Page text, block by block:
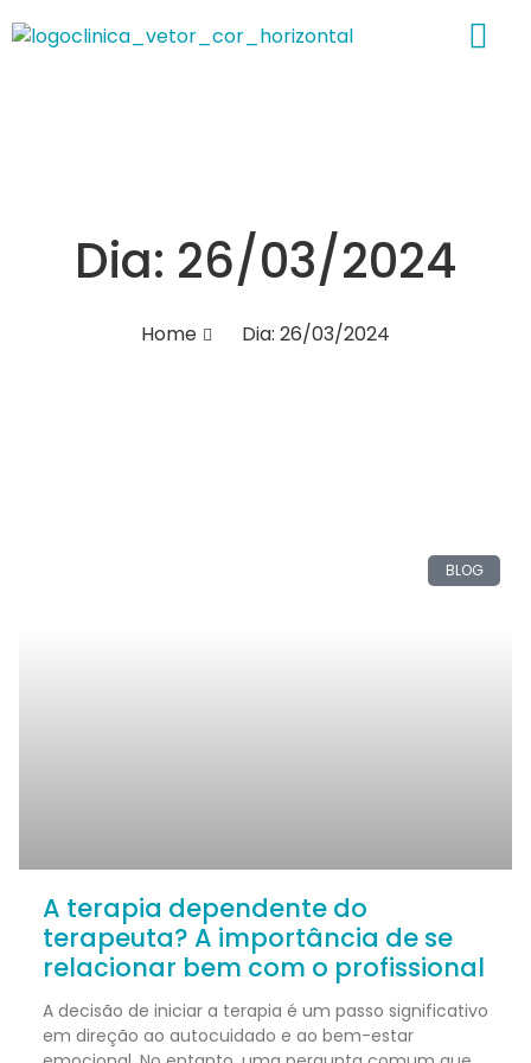
Dia: 26/03/2024
Home Dia: 26/03/2024
BLOG
A terapia dependente do
terapeuta? A importância de se
relacionar bem com o profissional
A decisão de iniciar a terapia é um passo significativo
em direção ao autocuidado e ao bem-estar